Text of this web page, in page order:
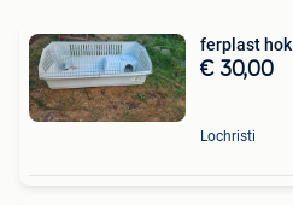
ferplast hok
€ 30,00
Lochristi